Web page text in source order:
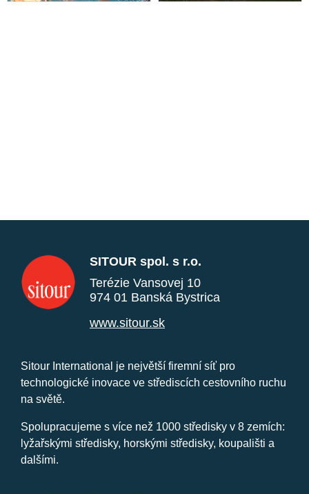
SITOUR spol. s r.o.
Terézie Vansovej 10
974 01 Banská Bystrica
www.sitour.sk
Sitour International je největší firemní síť pro
technologické inovace ve střediscích cestovního ruchu
na světě.
Spolupracujeme s více než 1000 středisky v 8 zemích:
lyžařskými středisky, horskými středisky, koupališti a
dalšími.